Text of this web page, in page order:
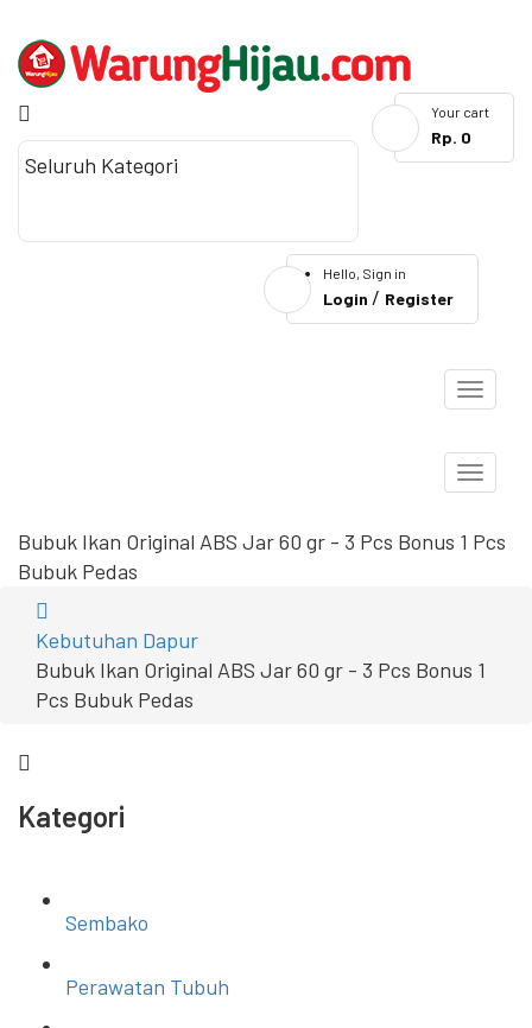
Your cart
Rp. 0
Hello, Sign in
Login / Register
Bubuk Ikan Original ABS Jar 60 gr - 3 Pcs Bonus 1 Pcs
Bubuk Pedas
Kebutuhan Dapur
Bubuk Ikan Original ABS Jar 60 gr - 3 Pcs Bonus 1
Pcs Bubuk Pedas
Kategori
Sembako
Perawatan Tubuh